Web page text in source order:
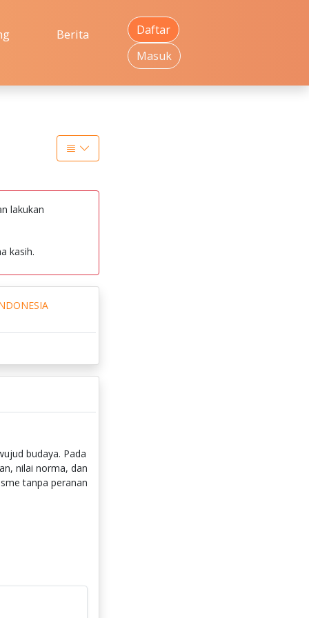
Berita
Daftar
Masuk
lakukan
kasih.
budaya. Pada
nilai norma, dan
tanpa peranan